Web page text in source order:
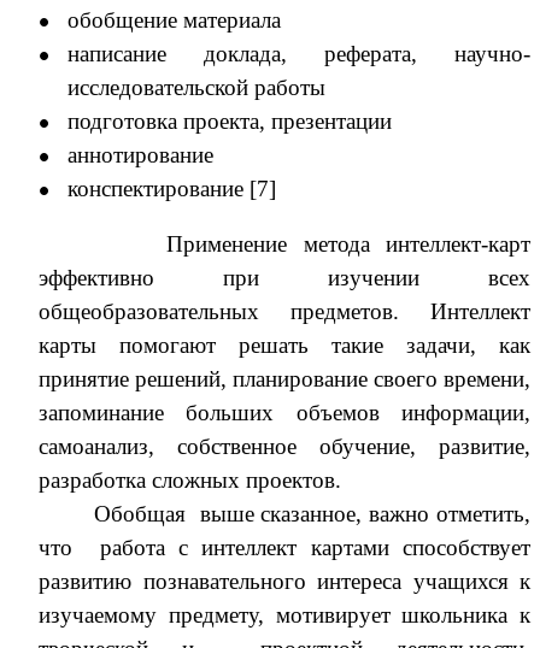
обобщение материала
написание доклада, реферата, научно-
исследовательской работы
подготовка проекта, презентации
аннотирование
конспектирование [7]
Применение метода интеллект-карт
эффективно при изучении всех
общеобразовательных предметов. Интеллект
карты помогают решать такие задачи, как
принятие решений, планирование своего времени,
запоминание больших объемов информации,
самоанализ, собственное обучение, развитие,
разработка сложных проектов.
Обобщая выше сказанное, важно отметить,
что работа с интеллект картами способствует
развитию познавательного интереса учащихся к
изучаемому предмету, мотивирует школьника к